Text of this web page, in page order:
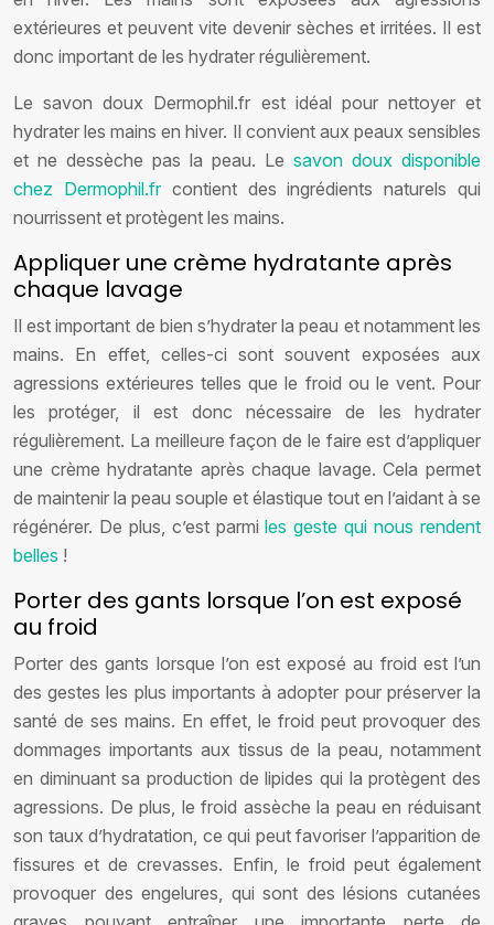
extérieures et peuvent vite devenir sèches et irritées. Il est
donc important de les hydrater régulièrement.
Le savon doux Dermophil.fr est idéal pour nettoyer et
hydrater les mains en hiver. Il convient aux peaux sensibles
et ne dessèche pas la peau. Le savon doux disponible
chez Dermophil.frcontient des ingrédients naturels qui
nourrissent et protègent les mains.
Appliquer une crème hydratante après
chaque lavage
Il est important de bien s’hydrater la peau et notamment les
mains. En effet, celles-ci sont souvent exposées aux
agressions extérieures telles que le froid ou le vent. Pour
les protéger, il est donc nécessaire de les hydrater
régulièrement. La meilleure façon de le faire est d’appliquer
une crème hydratante après chaque lavage. Cela permet
de maintenir la peau souple et élastique tout en l’aidant à se
régénérer. De plus, c’est parmiles geste qui nous rendent
belles !
Porter des gants lorsque l’on est exposé
au froid
Porter des gants lorsque l’on est exposé au froid est l’un
des gestes les plus importants à adopter pour préserver la
santé de ses mains. En effet, le froid peut provoquer des
dommages importants aux tissus de la peau, notamment
en diminuant sa production de lipides qui la protègent des
agressions. De plus, le froid assèche la peau en réduisant
son taux d’hydratation, ce qui peut favoriser l’apparition de
fissures et de crevasses. Enfin, le froid peut également
provoquer des engelures, qui sont des lésions cutanées